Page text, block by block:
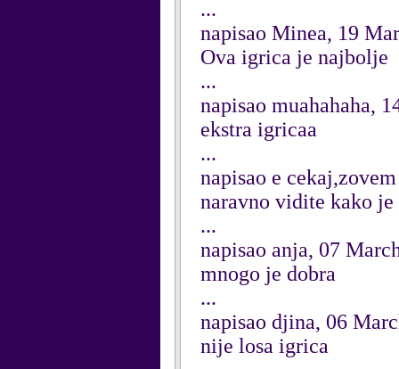
...
napisao Minea, 19
Ova igrica je najbolje
...
napisao muahahaha,
ekstra igricaa
...
napisao e cekaj,zovem
naravno vidite kako
...
napisao anja, 07
mnogo je dobra
...
napisao djina, 06
nije losa igrica